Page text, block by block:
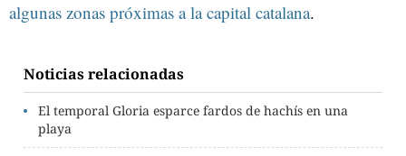
algunas zonas próximas a la capital catalana.
Noticias relacionadas
El temporal Gloria esparce fardos de hachís en una
playa